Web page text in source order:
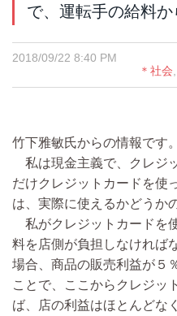
で、運転手の給料
2018/09/22 8:40 PM
＊社会,
竹下雅敏氏からの情報です。
私は現金主義で、クレジ
だけクレジットカードを使
は、実際に使えるかどうか
私がクレジットカードを
料を店側が負担しなければ
場合、商品の販売利益が５
ことで、ここからクレジッ
ば、店の利益はほとんどな